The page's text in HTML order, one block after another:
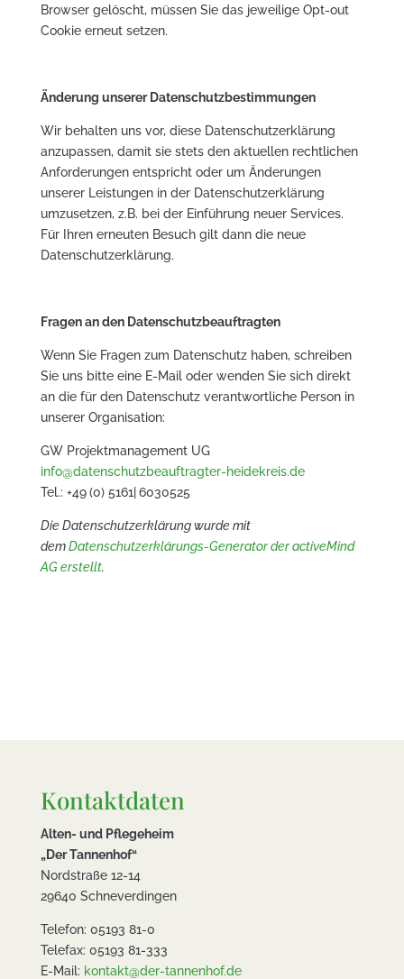
Browser gelöscht, müssen Sie das jeweilige Opt-out
Cookie erneut setzen.
Änderung unserer Datenschutzbestimmungen
Wir behalten uns vor, diese Datenschutzerklärung
anzupassen, damit sie stets den aktuellen rechtlichen
Anforderungen entspricht oder um Änderungen
unserer Leistungen in der Datenschutzerklärung
umzusetzen, z.B. bei der Einführung neuer Services.
Für Ihren erneuten Besuch gilt dann die neue
Datenschutzerklärung.
Fragen an den Datenschutzbeauftragten
Wenn Sie Fragen zum Datenschutz haben, schreiben
Sie uns bitte eine E-Mail oder wenden Sie sich direkt
an die für den Datenschutz verantwortliche Person in
unserer Organisation:
GW Projektmanagement UG
info@datenschutzbeauftragter-heidekreis.de
Tel.: +49 (0) 5161| 6030525
Die Datenschutzerklärung wurde mit
demDatenschutzerklärungs-Generator der activeMind
AG erstellt.
Kontaktdaten
Alten- und Pflegeheim
„Der Tannenhof“
Nordstraße 12-14
29640 Schneverdingen
Telefon: 05193 81-0
Telefax: 05193 81-333
E-Mail: kontakt@der-tannenhof.de